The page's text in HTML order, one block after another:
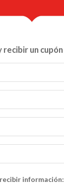
un
información: